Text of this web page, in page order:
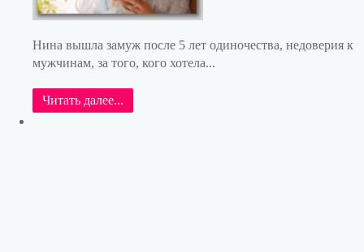
Нина вышла замуж после 5 лет одиночества, недоверия к
мужчинам, за того, кого хотела...
Читать далее...